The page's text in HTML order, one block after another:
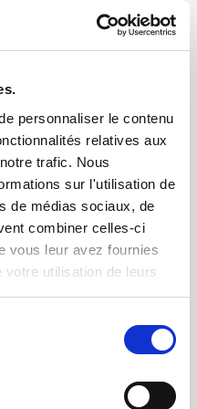
personnaliser le contenu
relatives aux
trafic. Nous
sur l'utilisation de
de médias sociaux, de
combiner celles-ci
vous leur avez fournies
utilisation de leurs
conformité
emballées